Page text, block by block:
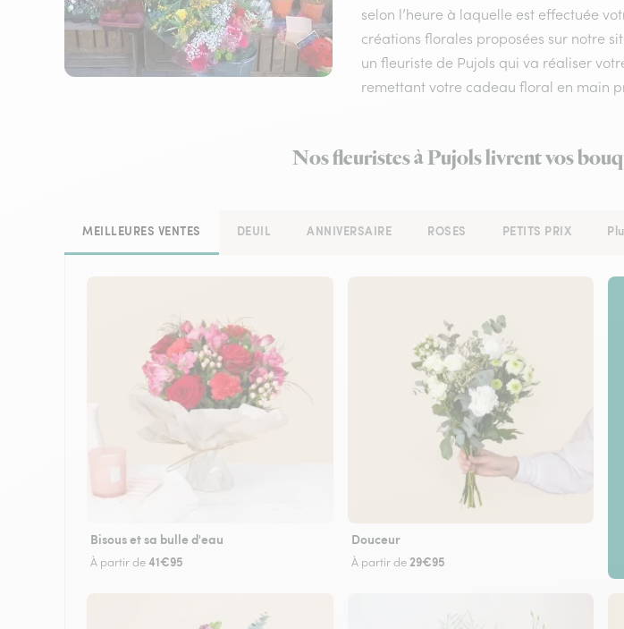
selon l’heure à laquelle est effectuée
créations florales proposées sur notre
un fleuriste de Pujols qui va réaliser
remettant votre cadeau floral en main
Nos fleuristes à Pujols livrent vos
MEILLEURES VENTES DEUIL ANNIVERSAIRE ROSES PETITS PRIX
Bisous et sa bulle d'eau
À partir de41€95
Douceur
À partir de 29€95